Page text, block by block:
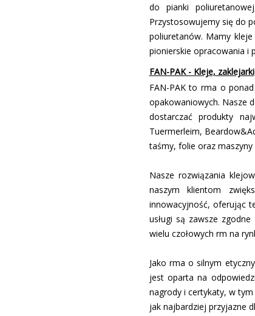
do pianki
Przystosowujemy się do
poliuretanów. Mamy
pionierskie opracowania i
FAN-PAK - Kleje,
FAN-PAK to firma o
opakowaniowych. Nasze
dostarczać produkty
Tuermerleim,
taśmy, folie oraz
Nasze rozwiązania
naszym klientom
innowacyjność, oferując
usługi są zawsze
wielu czołowych firm na
Jako firma o silnym
jest oparta na
nagrody i certyfikaty, w
jak najbardziej przyjazne